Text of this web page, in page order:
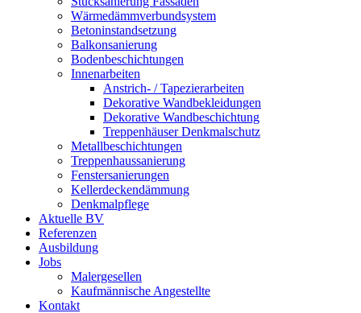
Wärmedämmverbundsystem
Betoninstandsetzung
Balkonsanierung
Bodenbeschichtungen
Innenarbeiten
Anstrich- / Tapezierarbeiten
Dekorative Wandbekleidungen
Dekorative Wandbeschichtung
Treppenhäuser Denkmalschutz
Metallbeschichtungen
Treppenhaussanierung
Fenstersanierungen
Kellerdeckendämmung
Denkmalpflege
Aktuelle BV
Referenzen
Ausbildung
Jobs
Malergesellen
Kaufmännische Angestellte
Kontakt